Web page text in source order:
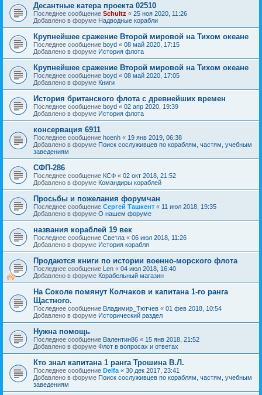
Десантные катера проекта 02510
Последнее сообщение Schultz « 25 ноя 2020, 11:26
Добавлено в форуме Надводные корабли
Крупнейшее сражение Второй мировой на Тихом океане
Последнее сообщение boyd « 08 май 2020, 17:15
Добавлено в форуме История флота
Крупнейшее сражение Второй мировой на Тихом океане
Последнее сообщение boyd « 08 май 2020, 17:05
Добавлено в форуме Книги
История британского флота с древнейших времен
Последнее сообщение boyd « 02 апр 2020, 19:39
Добавлено в форуме История флота
консервация 6911
Последнее сообщение hoenh « 19 янв 2019, 06:38
Добавлено в форуме Поиск сослуживцев по кораблям, частям, учебным
заведениям
СФП-286
Последнее сообщение КСФ « 02 окт 2018, 21:52
Добавлено в форуме Командиры кораблей
Просьбы и пожелания форумчан
Последнее сообщение Сергей Ташкент « 11 июл 2018, 19:35
Добавлено в форуме О нашем форуме
названия кораблей 19 век
Последнее сообщение Cветла « 06 июл 2018, 11:26
Добавлено в форуме История корабля
Продаются книги по истории военно-морского флота
Последнее сообщение Len « 04 июл 2018, 16:40
Добавлено в форуме Корабельный магазин
На Соколе помянут Колчаков и капитана 1-го ранга
Щастного.
Последнее сообщение Владимир_Тютчев « 01 фев 2018, 10:54
Добавлено в форуме Исторический раздел
Нужна помощь
Последнее сообщение Валентин86 « 15 янв 2018, 21:52
Добавлено в форуме Флот в вопросах и ответах
Кто знал капитана 1 ранга Трошина В.Л.
Последнее сообщение Delfa « 30 дек 2017, 23:41
Добавлено в форуме Поиск сослуживцев по кораблям, частям, учебным
заведениям